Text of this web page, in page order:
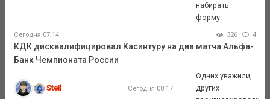
набирать
форму.
Сегодня 07:14 326 4
КДК дисквалифицировал Касинтуру на два матча Альфа-
Банк Чемпионата России
Steil Сегодня 08:17
Одних уважили,
других